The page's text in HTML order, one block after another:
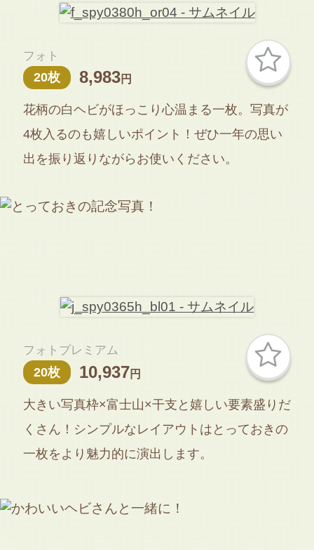
フォト
20枚 8,983円
花柄の白ヘビがほっこり心温まる一枚。写真が
4枚入るのも嬉しいポイント！ぜひ一年の思い
出を振り返りながらお使いください。
フォトプレミアム
20枚 10,937円
大きい写真枠×富士山×干支と嬉しい要素盛りだ
くさん！シンプルなレイアウトはとっておきの
一枚をより魅力的に演出します。